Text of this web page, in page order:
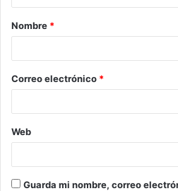
a
r
*
Nombre *
Correo electrónico *
Web
Guarda mi nombre, correo